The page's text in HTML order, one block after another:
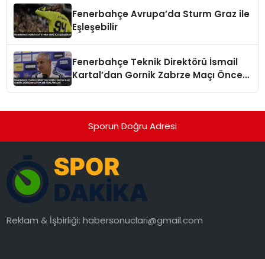
Fenerbahçe Avrupa’da Sturm Graz ile
Eşleşebilir
Fenerbahçe Teknik Direktörü İsmail
Kartal’dan Gornik Zabrze Maçı Öncesi
Sporun Doğru Adresi
Reklam & İşbirliği:habersonuclari@gmail.com